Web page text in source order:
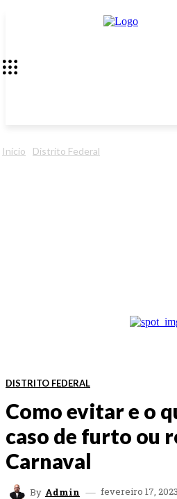
Início Distrito Federal
DISTRITO FEDERAL
Como evitar e o
caso de furto ou
Carnaval
By Admin fevereiro 17, 2023